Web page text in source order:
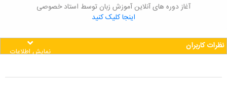
آغاز دوره های آنلاین آموزش زبان توسط استاد خصوصی
اینجا کلیک کنید
نظرات کاربران نمایش اطلاعات